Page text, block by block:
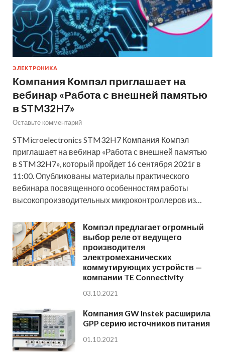
ЭЛЕКТРОНИКА
Компания Компэл приглашает на
вебинар «Работа с внешней памятью
в STM32H7»
Оставьте комментарий
STMicroelectronics STM32H7 Компания Компэл
приглашает на вебинар «Работа с внешней памятью
в STM32H7», который пройдет 16 сентября 2021г в
11:00. Опубликованы материалы практического
вебинара посвященного особенностям работы
высокопроизводительных микроконтроллеров из…
Компэл предлагает огромный
выбор реле от ведущего
производителя
электромеханических
коммутирующих устройств —
компании TE Connectivity
03.10.2021
Компания GW Instek расширила
GPP серию источников питания
01.10.2021